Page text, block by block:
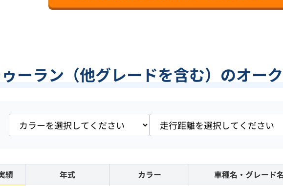
ーラン（他グレードを含む）のオー
績 年式 カラー 車種名・グレード